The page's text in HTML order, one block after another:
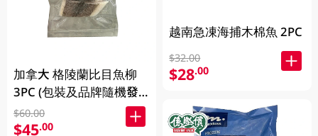
加拿大 格陵蘭比目魚柳
3PC (包裝及品牌隨機發
放)
$60.00
$45.00
越南急凍海捕木棉魚 2PC
$32.00
$28.00